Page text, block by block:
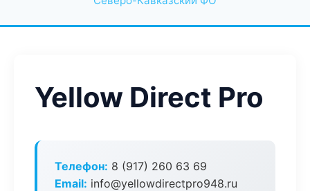
Yellow Direct Pro
Телефон: 8 (917) 260 63 69
Email: info@yellowdirectpro948.ru